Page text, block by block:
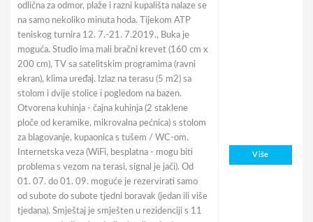
odlična za odmor, plaže i razni kupališta nalaze se
na samo nekoliko minuta hoda. Tijekom ATP
teniskog turnira 12. 7.-21. 7.2019., Buka je
moguća. Studio ima mali bračni krevet (160 cm x
200 cm), TV sa satelitskim programima (ravni
ekran), klima uređaj. Izlaz na terasu (5 m2) sa
stolom i dvije stolice i pogledom na bazen.
Otvorena kuhinja - čajna kuhinja (2 staklene
ploče od keramike, mikrovalna pećnica) s stolom
za blagovanje, kupaonica s tušem / WC-om.
Internetska veza (WiFi, besplatna - mogu biti
problema s vezom na terasi, signal je jači). Od
01. 07. do 01. 09. moguće je rezervirati samo
od subote do subote tjedni boravak (jedan ili više
tjedana). Smještaj je smješten u rezidenciji s 11
Više